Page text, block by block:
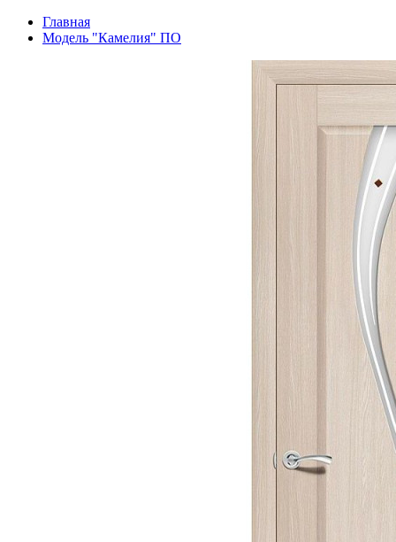
Главная
Модель "Камелия" ПО